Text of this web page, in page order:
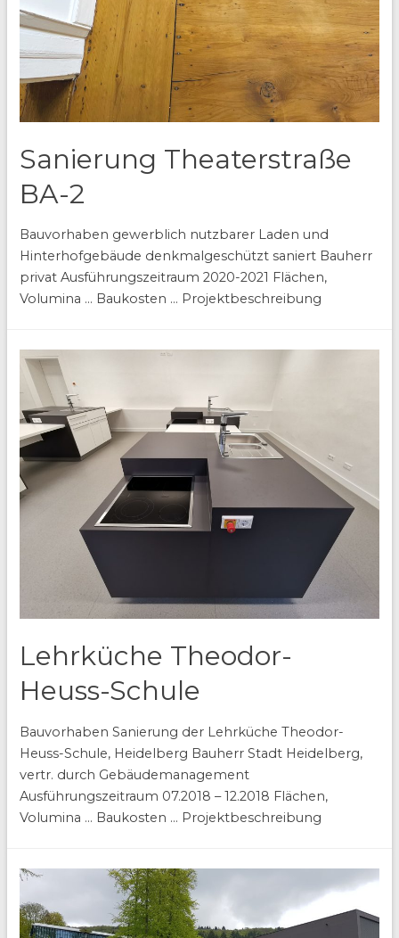
Sanierung Theaterstraße
BA-2
Bauvorhaben gewerblich nutzbarer Laden und
Hinterhofgebäude denkmalgeschützt saniert Bauherr
privat Ausführungszeitraum 2020-2021 Flächen,
Volumina … Baukosten … Projektbeschreibung
Lehrküche Theodor-
Heuss-Schule
Bauvorhaben Sanierung der Lehrküche Theodor-
Heuss-Schule, Heidelberg Bauherr Stadt Heidelberg,
vertr. durch Gebäudemanagement
Ausführungszeitraum 07.2018 – 12.2018 Flächen,
Volumina … Baukosten … Projektbeschreibung